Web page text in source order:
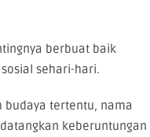
berbuat baik
sehari-hari.
budaya tertentu, nama
keberuntungan